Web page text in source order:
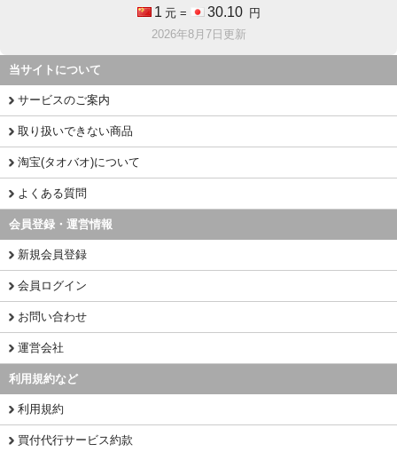
1 元 = 30.10
円
2026年8月7日更新
当サイトについて
サービスのご案内
取り扱いできない商品
淘宝(タオバオ)について
よくある質問
会員登録・運営情報
新規会員登録
会員ログイン
お問い合わせ
運営会社
利用規約など
利用規約
買付代行サービス約款